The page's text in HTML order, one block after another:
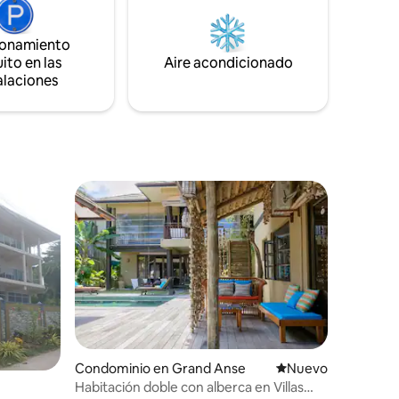
y está
islas
en las
Aire acondicionado
Condominio en Grand Anse Nuevo alojamiento
Nuevo
Habitación doble con alberca en Villas